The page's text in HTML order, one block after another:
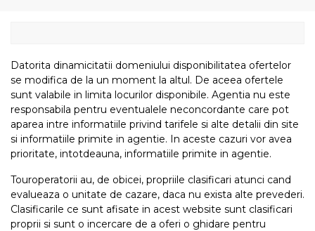
Datorita dinamicitatii domeniului disponibilitatea ofertelor
se modifica de la un moment la altul. De aceea ofertele
sunt valabile in limita locurilor disponibile. Agentia nu este
responsabila pentru eventualele neconcordante care pot
aparea intre informatiile privind tarifele si alte detalii din site
si informatiile primite in agentie. In aceste cazuri vor avea
prioritate, intotdeauna, informatiile primite in agentie.
Touroperatorii au, de obicei, propriile clasificari atunci cand
evalueaza o unitate de cazare, daca nu exista alte prevederi.
Clasificarile ce sunt afisate in acest website sunt clasificari
proprii si sunt o incercare de a oferi o ghidare pentru